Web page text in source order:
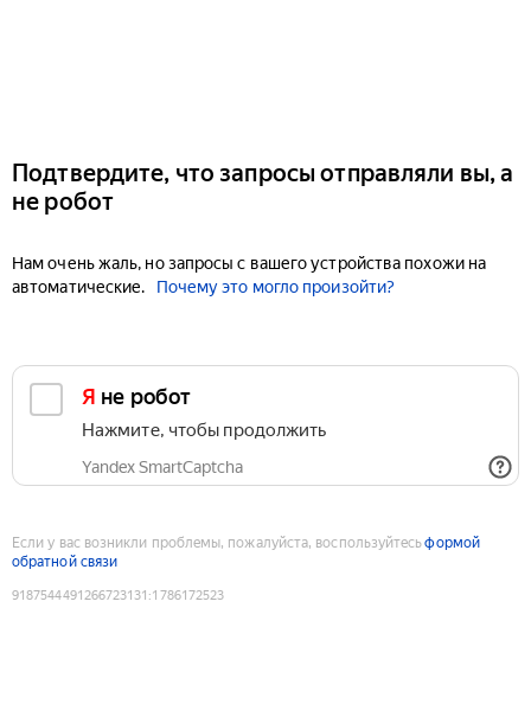
Подтвердите, что запросы отправляли вы, а
не робот
Нам очень жаль, но запросы с вашего устройства похожи на
автоматические.
Почему это могло произойти?
Я не робот
Нажмите, чтобы продолжить
Yandex SmartCaptcha
Если у вас возникли проблемы, пожалуйста, воспользуйтесьформой
обратной связи
9187544491266723131 :1786172523